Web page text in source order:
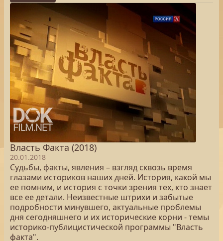
Власть Факта (2018)
20.01.2018
Судьбы, факты, явления – взгляд сквозь время
глазами историков наших дней. История, какой мы
ее помним, и история с точки зрения тех, кто знает
все ее детали. Неизвестные штрихи и забытые
подробности минувшего, актуальные проблемы
дня сегодняшнего и их исторические корни - темы
историко-публицистической программы "Власть
факта".